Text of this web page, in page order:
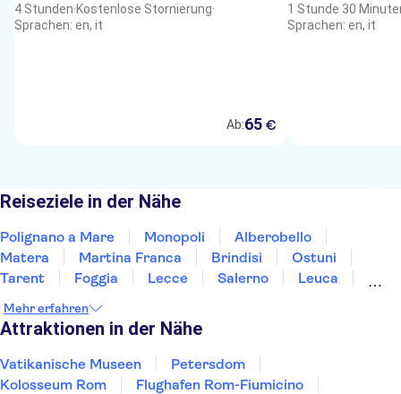
4 Stunden·Kostenlose Stornierung·
Sprachen: en, it
Ab:65 €
1 Stunde 30
Sprachen: en, it
Reiseziele in der Nähe
Polignano a Mare Monopoli
Alberobello
Matera
Martina Franca Brindisi
Ostuni
Tarent
Foggia Lecce Salerno
Leuca
Mehr erfahren
Attraktionen in der Nähe
Vatikanische Museen
Petersdom
Kolosseum Rom
Flughafen Rom-Fiumicino